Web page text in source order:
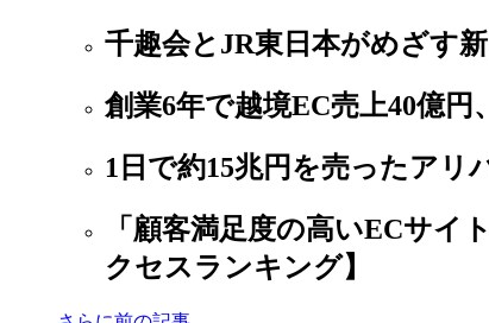
千趣会とJR東日本がめざす
創業6年で越境EC売上40億
1日で約15兆円を売ったアリ
「顧客満足度の高いECサ
クセスランキング】